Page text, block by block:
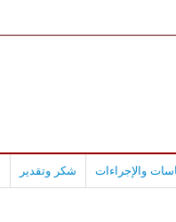
والإجراءات شكر وتقدير